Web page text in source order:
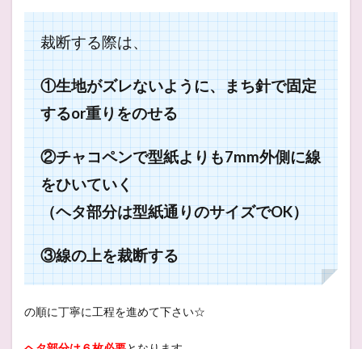
裁断する際は、
①生地がズレないように、まち針で固定
するor重りをのせる
②チャコペンで型紙よりも7mm外側に線
をひいていく
（ヘタ部分は型紙通りのサイズでOK）
③線の上を裁断する
の順に丁寧に工程を進めて下さい☆